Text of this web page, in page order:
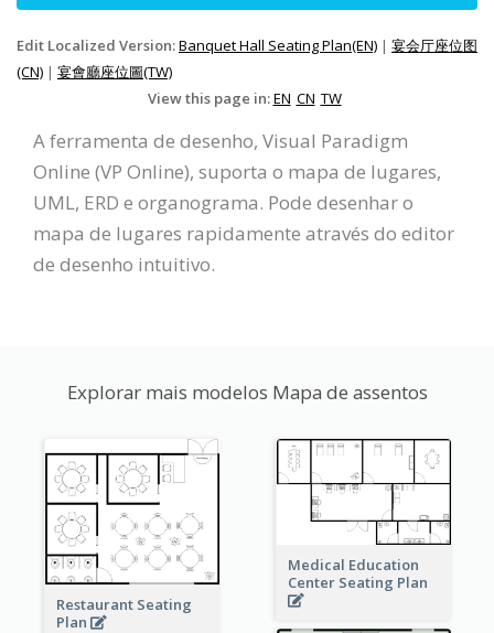
Edit Localized Version:Banquet Hall Seating Plan(EN) | 宴会厅座位图
(CN) | 宴會廳座位圖(TW)
View this page in:EN CN TW
A ferramenta de desenho, Visual Paradigm
Online (VP Online), suporta o mapa de lugares,
UML, ERD e organograma. Pode desenhar o
mapa de lugares rapidamente através do editor
de desenho intuitivo.
Explorar mais modelos Mapa de assentos
Restaurant Seating
Plan
Medical Education
Center Seating Plan